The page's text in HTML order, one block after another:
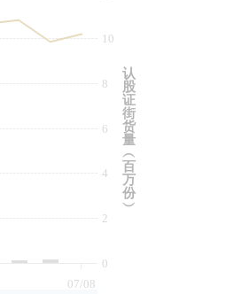
07/08
0
2
4
6
8
10
认
股
证
街
货
量
︵
百
万
份
︶